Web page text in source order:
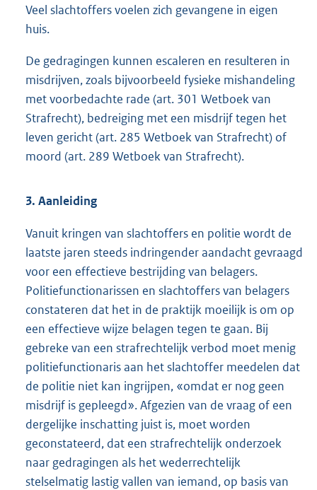
Veel slachtoffers voelen zich gevangene in eigen
huis.
De gedragingen kunnen escaleren en resulteren in
misdrijven, zoals bijvoorbeeld fysieke mishandeling
met voorbedachte rade (art. 301 Wetboek van
Strafrecht), bedreiging met een misdrijf tegen het
leven gericht (art. 285 Wetboek van Strafrecht) of
moord (art. 289 Wetboek van Strafrecht).
3. Aanleiding
Vanuit kringen van slachtoffers en politie wordt de
laatste jaren steeds indringender aandacht gevraagd
voor een effectieve bestrijding van belagers.
Politiefunctionarissen en slachtoffers van belagers
constateren dat het in de praktijk moeilijk is om op
een effectieve wijze belagen tegen te gaan. Bij
gebreke van een strafrechtelijk verbod moet menig
politiefunctionaris aan het slachtoffer meedelen dat
de politie niet kan ingrijpen, «omdat er nog geen
misdrijf is gepleegd». Afgezien van de vraag of een
dergelijke inschatting juist is, moet worden
geconstateerd, dat een strafrechtelijk onderzoek
naar gedragingen als het wederrechtelijk
stelselmatig lastig vallen van iemand, op basis van